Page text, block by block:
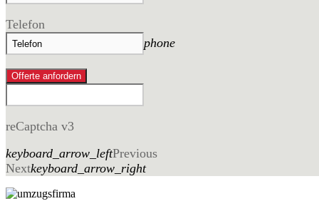
Telefon
phone
Offerte anfordern
reCaptcha v3
keyboard_arrow_leftPrevious
Nextkeyboard_arrow_right